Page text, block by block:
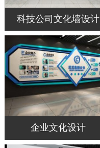
科技公司文化墙设计
企业文化设计